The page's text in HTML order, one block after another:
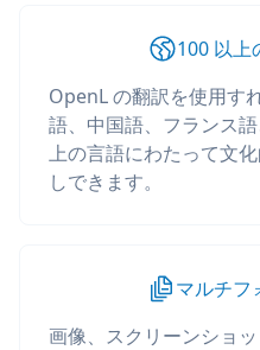
100 以上
OpenL の翻訳を使用す
語、中国語、フランス
上の言語にわたって文
しできます。
マルチフ
画像、スクリーンショ